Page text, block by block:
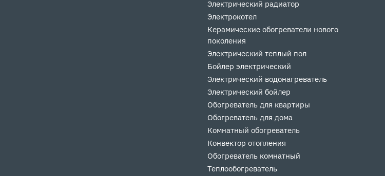
Электрический радиатор
Электрокотел
Керамические обогреватели нового
поколения
Электрический теплый пол
Бойлер электрический
Электрический водонагреватель
Электрический бойлер
Обогреватель для квартиры
Обогреватель для дома
Комнатный обогреватель
Конвектор отопления
Обогреватель комнатный
Теплообогреватель